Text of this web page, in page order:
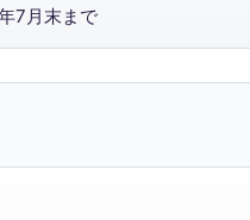
7月末まで